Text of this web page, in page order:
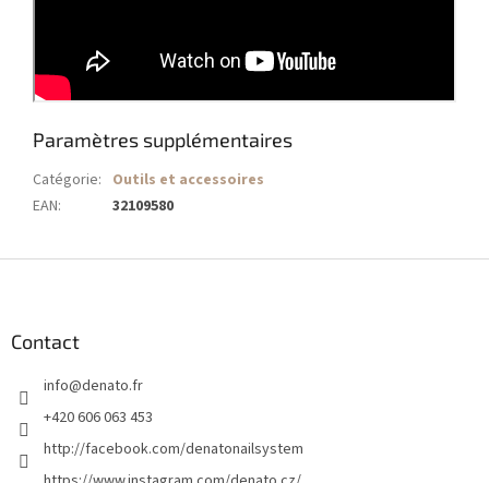
Paramètres supplémentaires
Catégorie: Outils et accessoires
EAN: 32109580
Contact
info@denato.fr
+420 606 063 453
http://facebook.com/denatonailsystem